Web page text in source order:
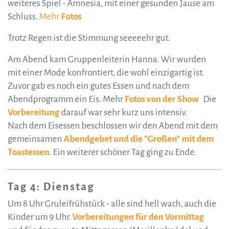
weiteres Spiel - Amnesia, mit einer gesunden Jause am
Schluss. Mehr Fotos
Trotz Regen ist die Stimmung seeeeehr gut.
Am Abend kam Gruppenleiterin Hanna. Wir wurden
mit einer Mode konfrontiert, die wohl einzigartig ist.
Zuvor gab es noch ein gutes Essen und nach dem
Abendprogramm ein Eis. Mehr Fotos von der ShowDie
Vorbereitungdarauf war sehr kurz uns intensiv.
Nach dem Eisessen beschlossen wir den Abend mit dem
gemeinsamen Abendgebet und die "Großen" mit dem
Toastessen. Ein weiterer schöner Tag ging zu Ende.
Tag 4: Dienstag
Um 8 Uhr Gruleifrühstück - alle sind hell wach, auch die
Kinder um 9 Uhr. Vorbereitungen für den Vormittag